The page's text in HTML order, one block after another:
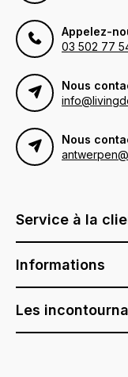
Appelez-
03 502 77
Nous
Nous
Service à la
Informations
Les